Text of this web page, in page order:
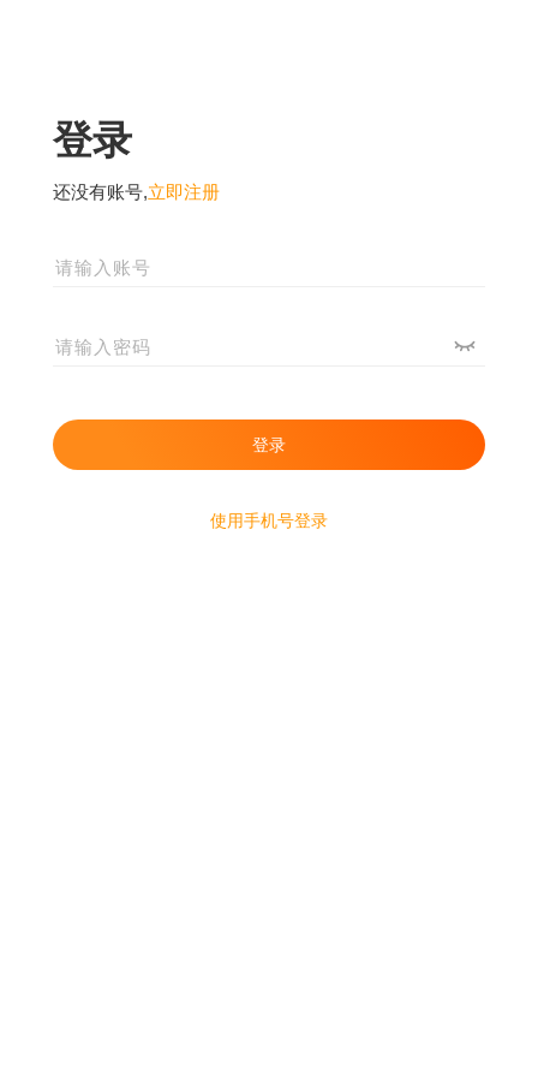
登录
还没有账号,立即注册
使用手机号登录